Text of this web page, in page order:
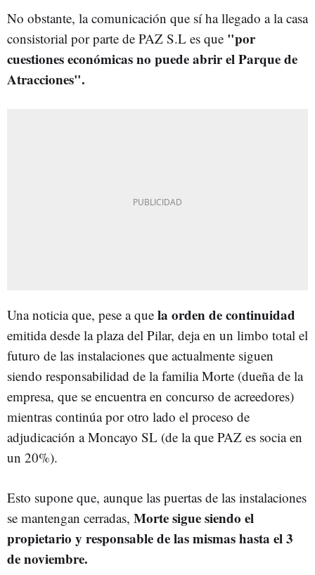
No obstante, la comunicación que sí ha llegado a la casa
consistorial por parte de PAZ S.L es que "por
cuestiones económicas no puede abrir el Parque de
Atracciones".
Una noticia que, pese a que la orden de continuidad
emitida desde la plaza del Pilar, deja en un limbo total el
futuro de las instalaciones que actualmente siguen
siendo responsabilidad de la familia Morte (dueña de la
empresa, que se encuentra en concurso de acreedores)
mientras continúa por otro lado el proceso de
adjudicación a Moncayo SL (de la que PAZ es socia en
un 20%).
Esto supone que, aunque las puertas de las instalaciones
se mantengan cerradas, Morte sigue siendo el
propietario y responsable de las mismas hasta el 3
de noviembre.